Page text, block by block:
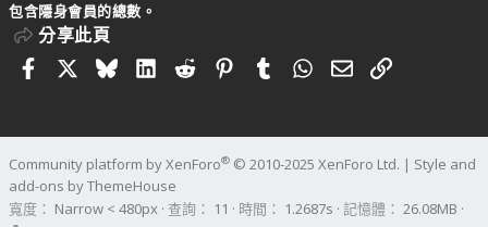
包含隱身會員的總數。
分享此頁
FacebookBlueskyLinkedIn
RedditPinterestTumblrWhatsApp
電子郵件
連結
Community platform by XenForo® © 2010-2025 XenForo Ltd. | Style and
add-ons by ThemeHouse
寬度
查詢 11 時間 1.2687s 記憶體 26.08MB